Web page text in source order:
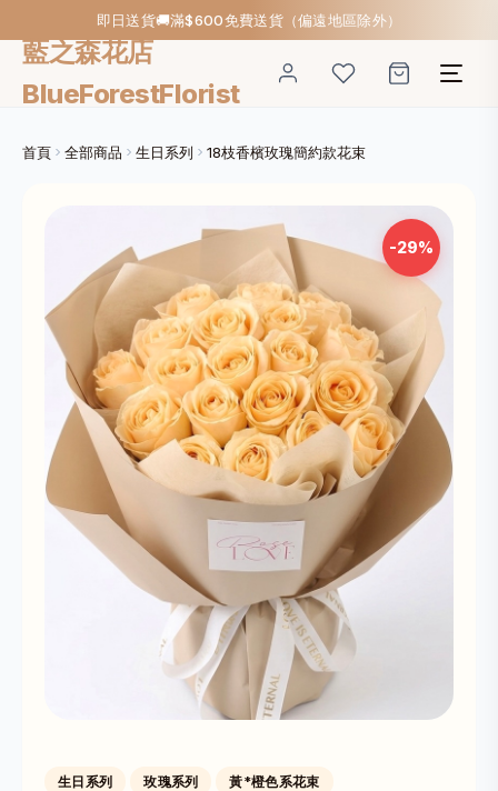
即日送貨🚚滿$600免費送貨（偏遠地區除外）
藍之森花店
BlueForestFlorist
首頁 全部商品 生日系列 18枝香檳玫瑰簡約款花束
-29%
生日系列 玫瑰系列 黃*橙色系花束